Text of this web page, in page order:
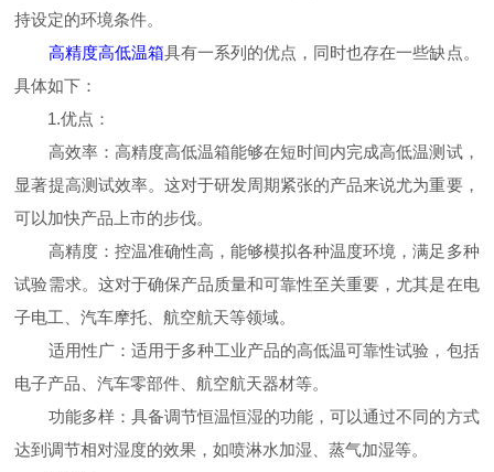
持设定的环境条件。
高精度高低温箱具有一系列的优点，同时也存在一些缺点。
具体如下：
1.优点：
高效率：高精度高低温箱能够在短时间内完成高低温测试，
显著提高测试效率。这对于研发周期紧张的产品来说尤为重要，
可以加快产品上市的步伐。
高精度：控温准确性高，能够模拟各种温度环境，满足多种
试验需求。这对于确保产品质量和可靠性至关重要，尤其是在电
子电工、汽车摩托、航空航天等领域。
适用性广：适用于多种工业产品的高低温可靠性试验，包括
电子产品、汽车零部件、航空航天器材等。
功能多样：具备调节恒温恒湿的功能，可以通过不同的方式
达到调节相对湿度的效果，如喷淋水加湿、蒸气加湿等。